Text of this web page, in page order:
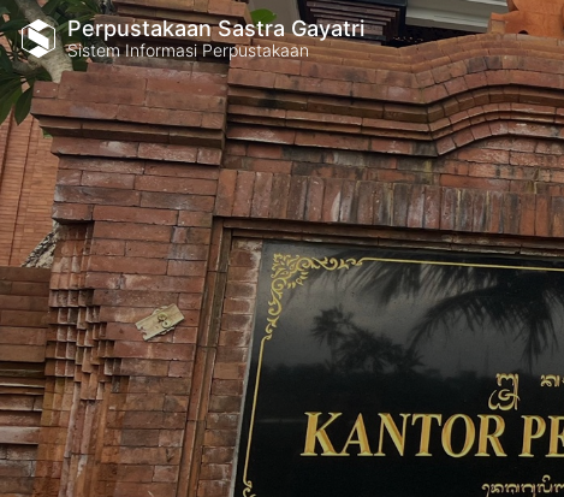
Perpustakaan Sastra Gayatri
Sistem Informasi Perpustakaan